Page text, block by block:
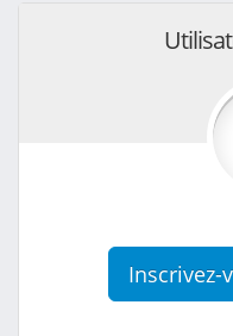
Inscrivez-